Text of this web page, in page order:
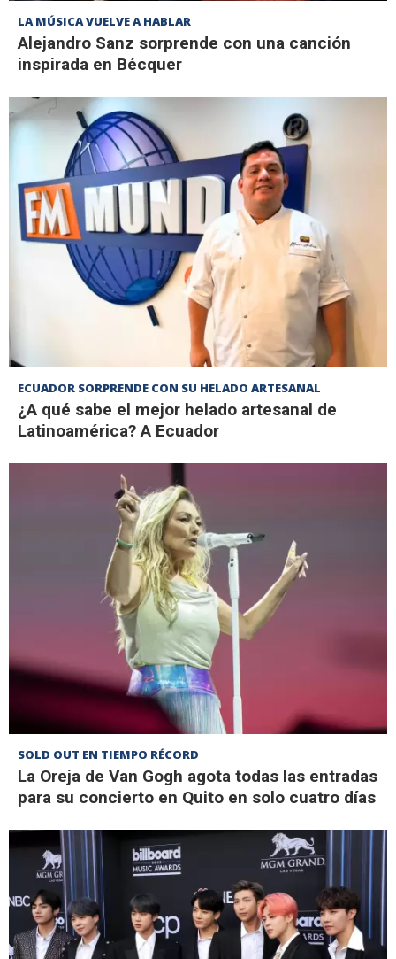
LA MÚSICA VUELVE A HABLAR
Alejandro Sanz sorprende con una canción
inspirada en Bécquer
ECUADOR SORPRENDE CON SU HELADO ARTESANAL
¿A qué sabe el mejor helado artesanal de
Latinoamérica? A Ecuador
SOLD OUT EN TIEMPO RÉCORD
La Oreja de Van Gogh agota todas las entradas
para su concierto en Quito en solo cuatro días